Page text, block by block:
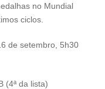
no Mundial
ciclos.
de setembro, 5h30
(4ª da lista)